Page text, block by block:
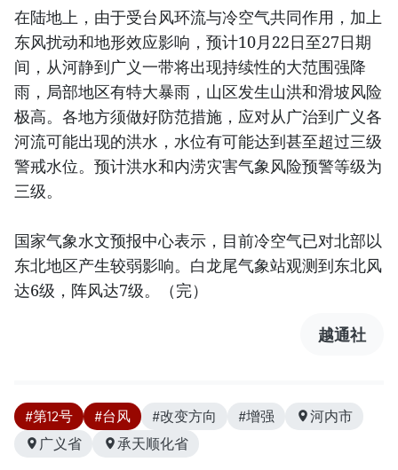
在陆地上，由于受台风环流与冷空气共同作用，加上
东风扰动和地形效应影响，预计10月22日至27日期
间，从河静到广义一带将出现持续性的大范围强降
雨，局部地区有特大暴雨，山区发生山洪和滑坡风险
极高。各地方须做好防范措施，应对从广治到广义各
河流可能出现的洪水，水位有可能达到甚至超过三级
警戒水位。预计洪水和内涝灾害气象风险预警等级为
三级。
国家气象水文预报中心表示，目前冷空气已对北部以
东北地区产生较弱影响。白龙尾气象站观测到东北风
达6级，阵风达7级。（完）
越通社
#第12号 #台风 #改变方向 #增强
河内市
广义省
承天顺化省